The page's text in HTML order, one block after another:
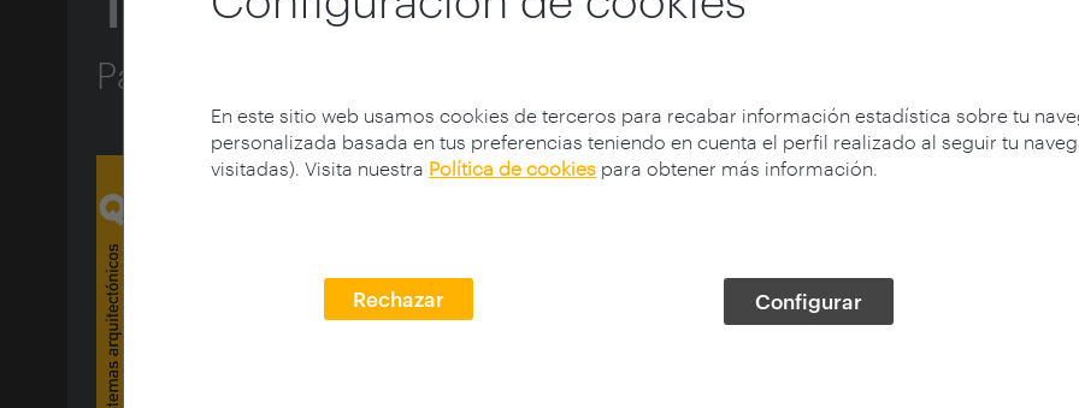
En este sitio web usamos cookies de terceros para recabar información estadística sobre tu
personalizada basada en tus preferencias teniendo en cuenta el perfil realizado al seguir tu
visitadas). Visita nuestra Política de cookies para obtener más información.
Rechazar Configurar
Patios, partes y forma compacta
Autor: Antón Capitel
Tema: Arquitectura -- Composición,
Año de Edición: 2016
Páginas: 117